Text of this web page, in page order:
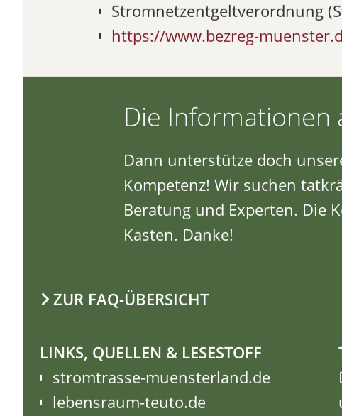
Stromnetzentgeltverordnung
https://www.bezreg-
Die Informationen
Dann unterstütze doch
Kompetenz! Wir suchen
Beratung und Experten. Die
Kasten. Danke!
ZUR FAQ-ÜBERSICHT
LINKS, QUELLEN & LESESTOFF
stromtrasse-muensterland.de
lebensraum-teuto.de